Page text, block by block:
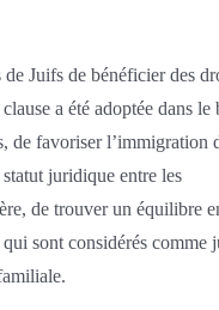
Juifs de bénéficier des
a été adoptée dans le
de favoriser l’immigration
juridique entre les
de trouver un équilibre
sont considérés comme